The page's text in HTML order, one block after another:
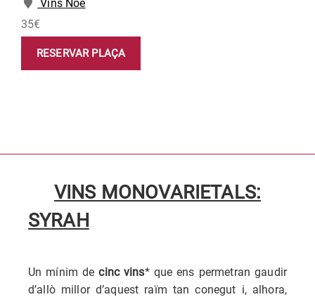
Vins Noe
35€
RESERVAR PLAÇA
VINS MONOVARIETALS:
SYRAH
Un mínim decinc vins* que ens permetran gaudir
d’allò millor d’aquest raïm tan conegut i, alhora,